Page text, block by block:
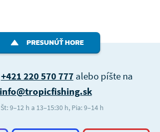
PRESUNÚŤ HORE
+421 220 570 777alebo píšte na
info@tropicfishing.sk
9–12 h a 13–15:30 h, Pia: 9–14 h